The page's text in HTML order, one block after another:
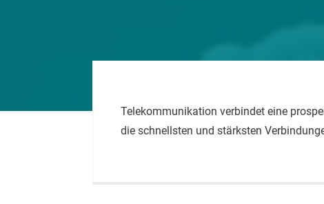
Telekommunikation verbindet eine
die schnellsten und stärksten